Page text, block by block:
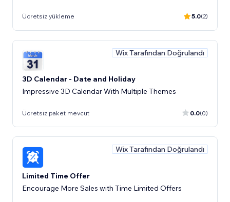
Ücretsiz yükleme 5.0(2)
Wix Tarafından Doğrulandı
3D Calendar - Date and Holiday
Impressive 3D Calendar With Multiple Themes
Ücretsiz paket mevcut 0.0(0)
Wix Tarafından Doğrulandı
Limited Time Offer
Encourage More Sales with Time Limited Offers